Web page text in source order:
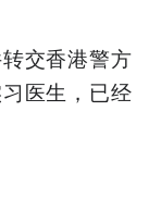
交香港警方
医生，已经